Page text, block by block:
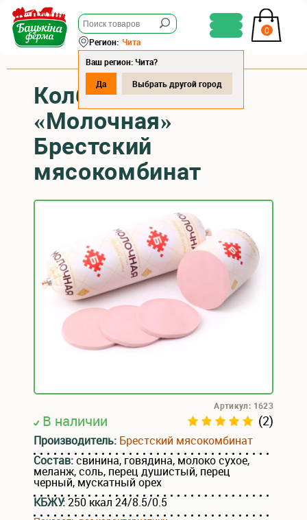
0
Регион: Чита
Ваш регион: Чита?
Да
Выбрать другой город
Колбаса варёная
«Молочная»
Брестский
мясокомбинат
В наличии (2)
Артикул: 1623
Производитель: Брестский мясокомбинат
Состав:свинина, говядина, молоко сухое,
меланж, соль, перец душистый, перец
черный, мускатный орех
КБЖУ:250 ккал 24/8.5/0.5